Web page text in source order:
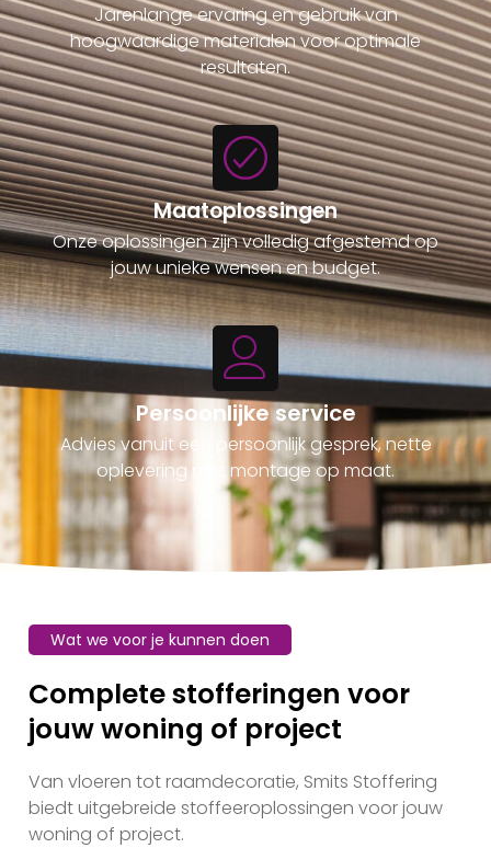
Jarenlange ervaring en gebruik van
hoogwaardige materialen voor optimale
resultaten.
Maatoplossingen
Onze oplossingen zijn volledig afgestemd op
jouw unieke wensen en budget.
Persoonlijke service
Advies vanuit een persoonlijk gesprek, nette
oplevering met montage op maat.
Wat we voor je kunnen doen
Complete stofferingen voor
jouw woning of project
Van vloeren tot raamdecoratie, Smits Stoffering
biedt uitgebreide stoffeeroplossingen voor jouw
woning of project.